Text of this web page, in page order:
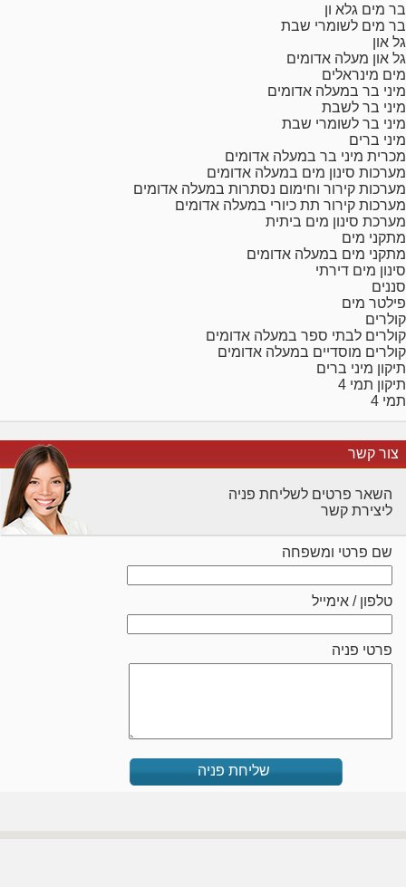
בר מים גלא ון
בר מים לשומרי שבת
גל און
גל און מעלה אדומים
מים מינראלים
מיני בר במעלה אדומים
מיני בר לשבת
מיני בר לשומרי שבת
מיני ברים
מכרית מיני בר במעלה אדומים
מערכות סינון מים במעלה אדומים
מערכות קירור וחימום נסתרות במעלה אדומים
מערכות קירור תת כיורי במעלה אדומים
מערכת סינון מים ביתית
מתקני מים
מתקני מים במעלה אדומים
סינון מים דירתי
סננים
פילטר מים
קולרים
קולרים לבתי ספר במעלה אדומים
קולרים מוסדיים במעלה אדומים
תיקון מיני ברים
תיקון תמי 4
תמי 4
צור קשר
השאר פרטים לשליחת פניה
ליצירת קשר
שם פרטי ומשפחה
טלפון / אימייל
פרטי פניה
שליחת פניה